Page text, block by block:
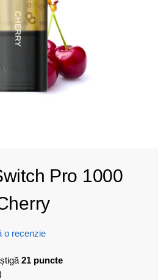
Pro 1000
o recenzie
21 puncte